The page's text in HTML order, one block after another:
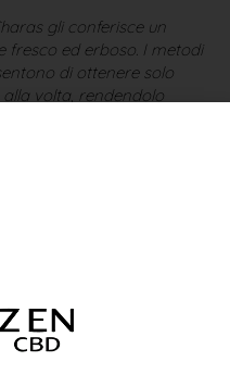
gli conferisce un
fresco ed erboso. I metodi
di ottenere solo
volta, rendendolo
riscaldamento per essere
manualmente per
Esternamente è di
morbido è arricchito